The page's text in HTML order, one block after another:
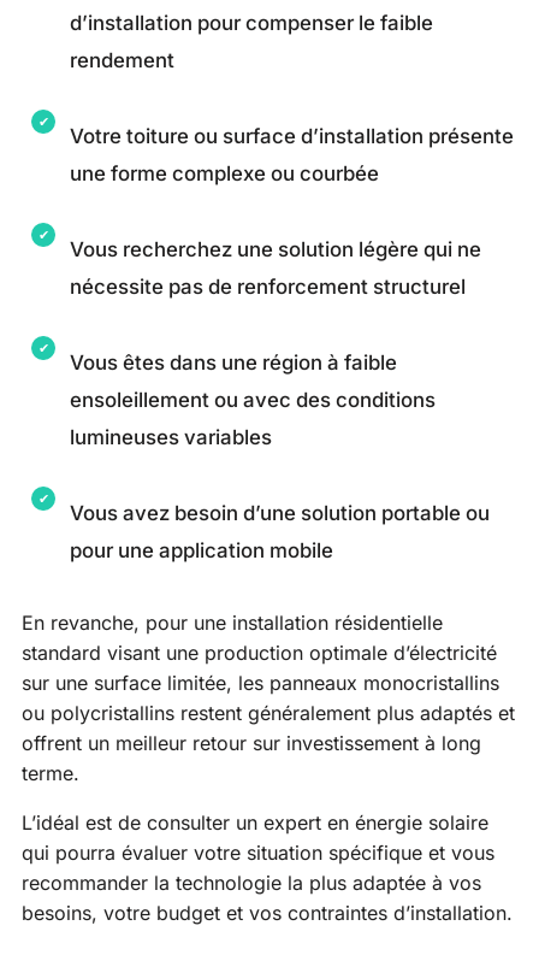
d’installation pour compenser le faible
rendement
Votre toiture ou surface d’installation présente
une forme complexe ou courbée
Vous recherchez une solution légère qui ne
nécessite pas de renforcement structurel
Vous êtes dans une région à faible
ensoleillement ou avec des conditions
lumineuses variables
Vous avez besoin d’une solution portable ou
pour une application mobile
En revanche, pour une installation résidentielle
standard visant une production optimale d’électricité
sur une surface limitée, les panneaux monocristallins
ou polycristallins restent généralement plus adaptés et
offrent un meilleur retour sur investissement à long
terme.
L’idéal est de consulter un expert en énergie solaire
qui pourra évaluer votre situation spécifique et vous
recommander la technologie la plus adaptée à vos
besoins, votre budget et vos contraintes d’installation.